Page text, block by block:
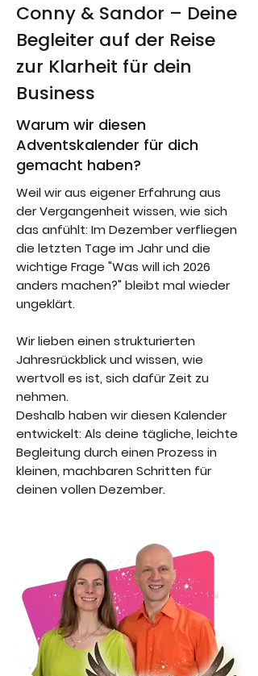
Conny & Sandor – Deine
Begleiter auf der Reise
zur Klarheit für dein
Business
Warum wir diesen
Adventskalender für dich
gemacht haben?
Weil wir aus eigener Erfahrung aus
der Vergangenheit wissen, wie sich
das anfühlt: Im Dezember verfliegen
die letzten Tage im Jahr und die
wichtige Frage "Was will ich 2026
anders machen?" bleibt mal wieder
ungeklärt.
Wir lieben einen strukturierten
Jahresrückblick und wissen, wie
wertvoll es ist, sich dafür Zeit zu
nehmen.
Deshalb haben wir diesen Kalender
entwickelt: Als deine tägliche, leichte
Begleitung durch einen Prozess in
kleinen, machbaren Schritten für
deinen vollen Dezember.